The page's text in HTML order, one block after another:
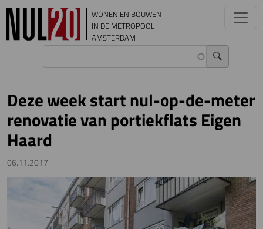
Overslaan en naar de inhoud gaan
WONEN EN BOUWEN
IN DE METROPOOL
AMSTERDAM
Deze week start nul-op-de-meter
renovatie van portiekflats Eigen
Haard
06.11.2017